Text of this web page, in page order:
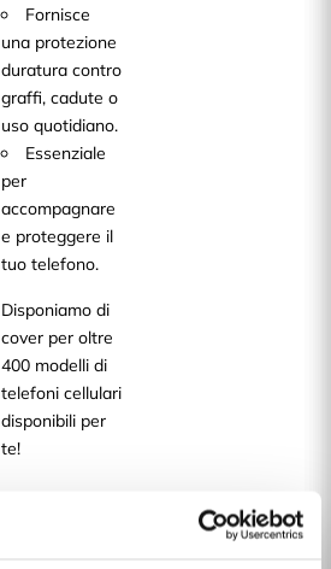
Fornisce
una protezione
duratura contro
graffi, cadute o
uso quotidiano.
Essenziale
per
accompagnare
e proteggere il
tuo telefono.
Disponiamo di
cover per oltre
400 modelli di
telefoni cellulari
disponibili per
te!